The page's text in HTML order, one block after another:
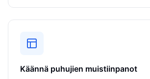
Käännä puhujien muistiinpanot